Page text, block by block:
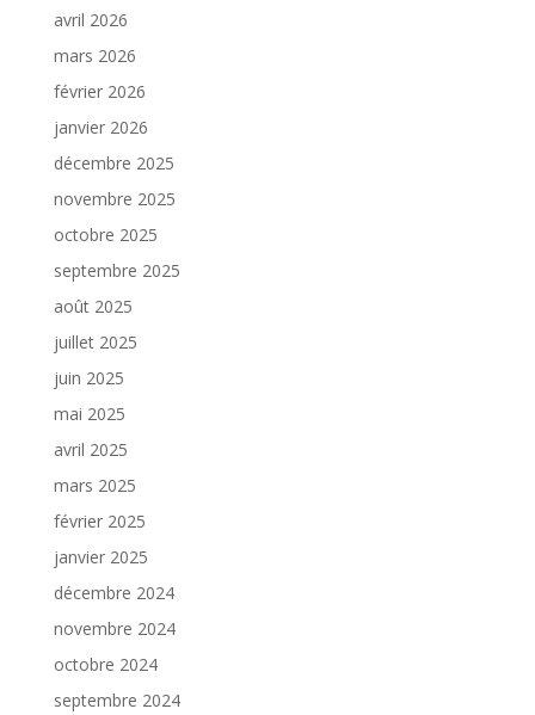
avril 2026
mars 2026
février 2026
janvier 2026
décembre 2025
novembre 2025
octobre 2025
septembre 2025
août 2025
juillet 2025
juin 2025
mai 2025
avril 2025
mars 2025
février 2025
janvier 2025
décembre 2024
novembre 2024
octobre 2024
septembre 2024